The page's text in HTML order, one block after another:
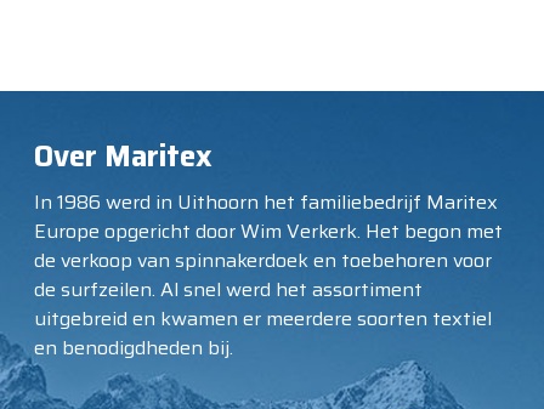
Over Maritex
In 1986 werd in Uithoorn het familiebedrijf Maritex
Europe opgericht door Wim Verkerk. Het begon met
de verkoop van spinnakerdoek en toebehoren voor
de surfzeilen. Al snel werd het assortiment
uitgebreid en kwamen er meerdere soorten textiel
en benodigdheden bij.